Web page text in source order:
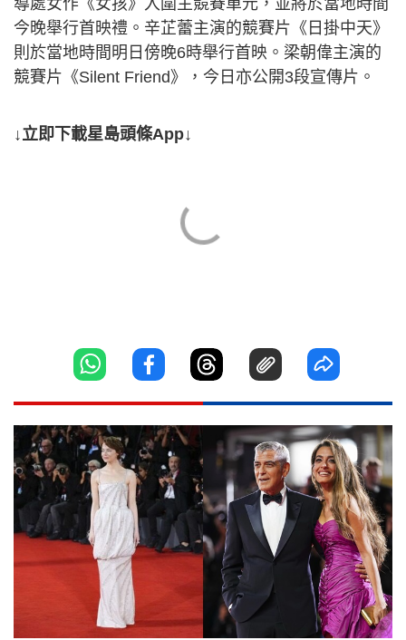
導處女作《女孩》入圍主競賽單元，並將於當地時間
今晚舉行首映禮。辛芷蕾主演的競賽片《日掛中天》
則於當地時間明日傍晚6時舉行首映。梁朝偉主演的
競賽片《Silent Friend》，今日亦公開3段宣傳片。
↓立即下載星島頭條App↓